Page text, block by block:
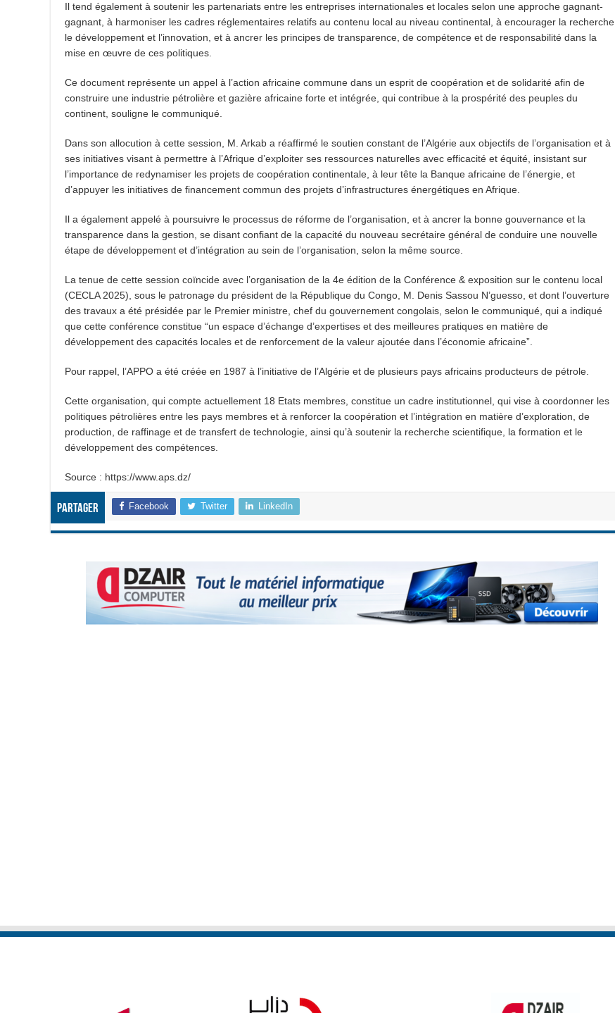
Il tend également à soutenir les partenariats entre les entreprises internationales et locales selon une approche gagnant-
gagnant, à harmoniser les cadres réglementaires relatifs au contenu local au niveau continental, à encourager la recherche,
le développement et l’innovation, et à ancrer les principes de transparence, de compétence et de responsabilité dans la
mise en œuvre de ces politiques.
Ce document représente un appel à l’action africaine commune dans un esprit de coopération et de solidarité afin de
construire une industrie pétrolière et gazière africaine forte et intégrée, qui contribue à la prospérité des peuples du
continent, souligne le communiqué.
Dans son allocution à cette session, M. Arkab a réaffirmé le soutien constant de l’Algérie aux objectifs de l’organisation et à
ses initiatives visant à permettre à l’Afrique d’exploiter ses ressources naturelles avec efficacité et équité, insistant sur
l’importance de redynamiser les projets de coopération continentale, à leur tête la Banque africaine de l’énergie, et
d’appuyer les initiatives de financement commun des projets d’infrastructures énergétiques en Afrique.
Il a également appelé à poursuivre le processus de réforme de l’organisation, et à ancrer la bonne gouvernance et la
transparence dans la gestion, se disant confiant de la capacité du nouveau secrétaire général de conduire une nouvelle
étape de développement et d’intégration au sein de l’organisation, selon la même source.
La tenue de cette session coïncide avec l’organisation de la 4e édition de la Conférence & exposition sur le contenu local
(CECLA 2025), sous le patronage du président de la République du Congo, M. Denis Sassou N’guesso, et dont l’ouverture
des travaux a été présidée par le Premier ministre, chef du gouvernement congolais, selon le communiqué, qui a indiqué
que cette conférence constitue “un espace d’échange d’expertises et des meilleures pratiques en matière de
développement des capacités locales et de renforcement de la valeur ajoutée dans l’économie africaine”.
Pour rappel, l’APPO a été créée en 1987 à l’initiative de l’Algérie et de plusieurs pays africains producteurs de pétrole.
Cette organisation, qui compte actuellement 18 Etats membres, constitue un cadre institutionnel, qui vise à coordonner les
politiques pétrolières entre les pays membres et à renforcer la coopération et l’intégration en matière d’exploration, de
production, de raffinage et de transfert de technologie, ainsi qu’à soutenir la recherche scientifique, la formation et le
développement des compétences.
Source : https://www.aps.dz/
Partager Facebook Twitter LinkedIn